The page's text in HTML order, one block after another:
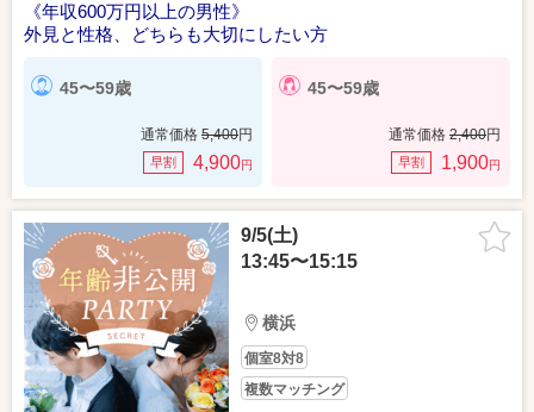
《年収600万円以上の男性》
外見と性格、どちらも大切にしたい方
45〜59歳
通常価格 5,400円
早割 4,900円
45〜59歳
通常価格 2,400円
早割 1,900円
9/5(土)
13:45〜15:15
横浜
個室8対8
複数マッチング